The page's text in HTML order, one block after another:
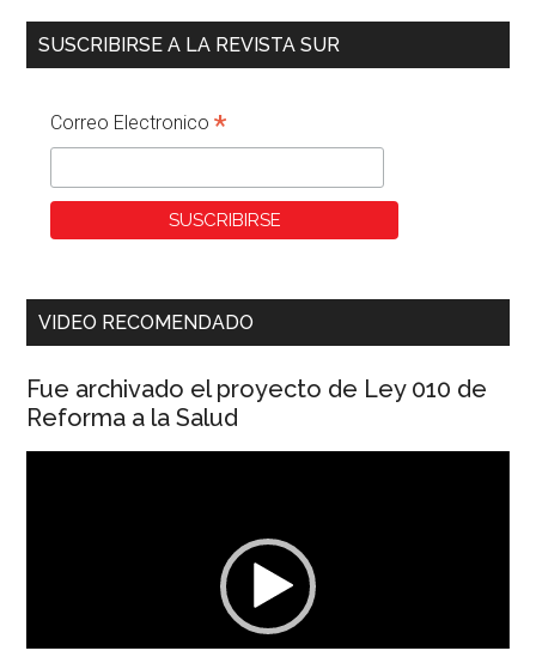
SUSCRIBIRSE A LA REVISTA SUR
Correo Electronico*
VIDEO RECOMENDADO
Fue archivado el proyecto de Ley 010 de
Reforma a la Salud